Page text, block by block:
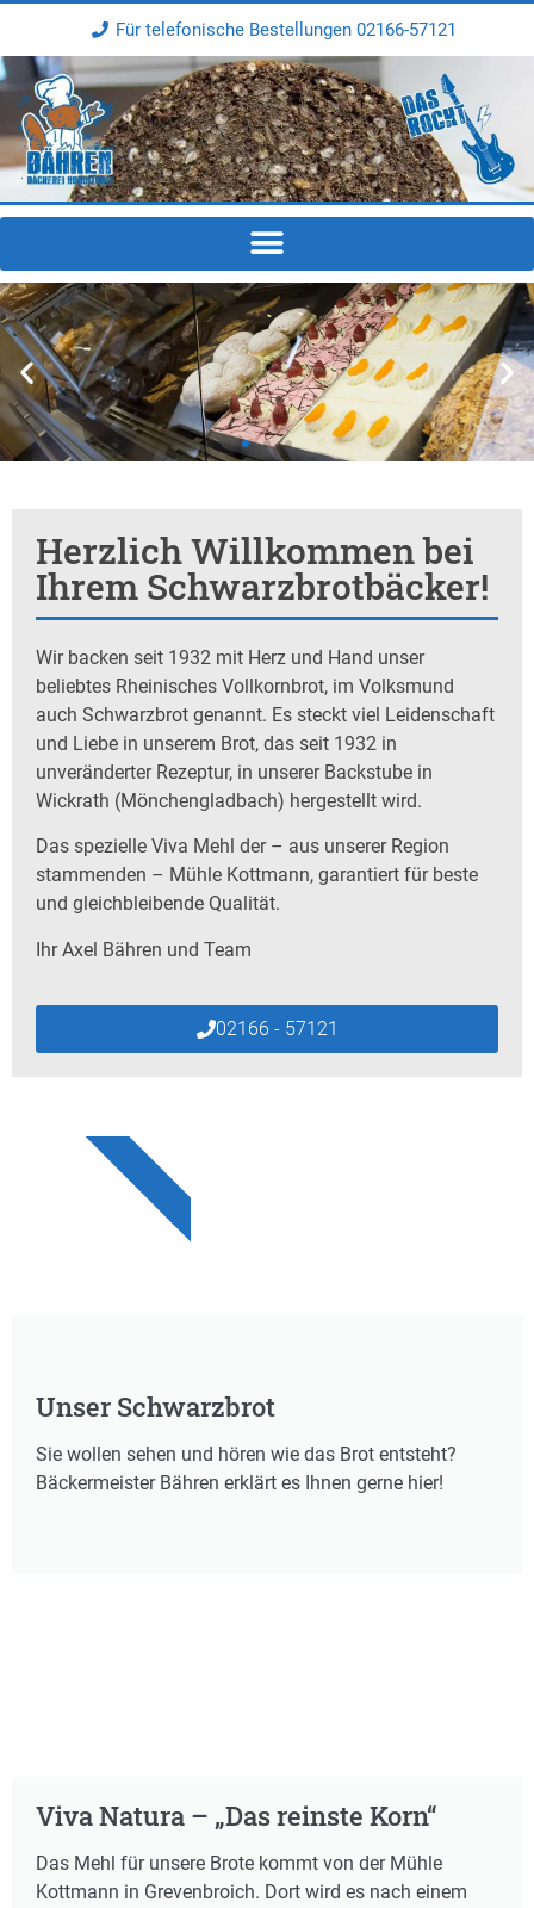
Für telefonische Bestellungen 02166-57121
Herzlich Willkommen bei
Ihrem Schwarzbrotbäcker!
Wir backen seit 1932 mit Herz und Hand unser
beliebtes Rheinisches Vollkornbrot, im Volksmund
auch Schwarzbrot genannt. Es steckt viel Leidenschaft
und Liebe in unserem Brot, das seit 1932 in
unveränderter Rezeptur, in unserer Backstube in
Wickrath (Mönchengladbach) hergestellt wird.
Das spezielle Viva Mehl der – aus unserer Region
stammenden – Mühle Kottmann, garantiert für beste
und gleichbleibende Qualität.
Ihr Axel Bähren und Team
02166 - 57121
Unser Schwarzbrot
Sie wollen sehen und hören wie das Brot entsteht?
Bäckermeister Bähren erklärt es Ihnen gerne hier!
BELIEBT
Viva Natura – „Das reinste Korn“
Das Mehl für unsere Brote kommt von der Mühle
Kottmann in Grevenbroich. Dort wird es nach einem